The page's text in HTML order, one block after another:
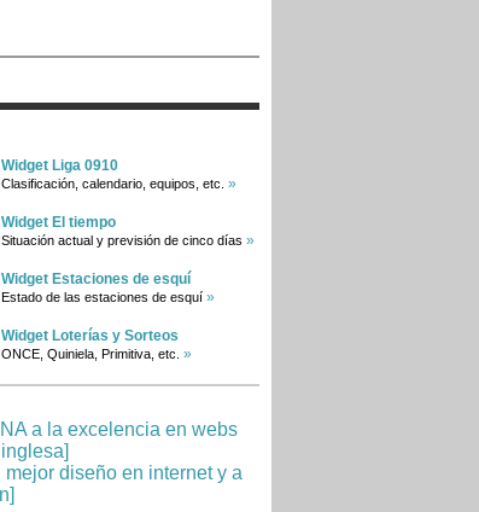
Widget Liga 0910
Clasificación, calendario, equipos, etc. »
Widget El tiempo
Situación actual y previsión de cinco días »
Widget Estaciones de esquí
Estado de las estaciones de esquí »
Widget Loterías y Sorteos
ONCE, Quiniela, Primitiva, etc. »